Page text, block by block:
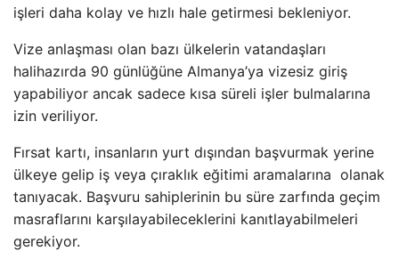
işleri daha kolay ve hızlı hale getirmesi bekleniyor.
Vize anlaşması olan bazı ülkelerin vatandaşları
halihazırda 90 günlüğüne Almanya’ya vizesiz giriş
yapabiliyor ancak sadece kısa süreli işler bulmalarına
izin veriliyor.
Fırsat kartı, insanların yurt dışından başvurmak yerine
ülkeye gelip iş veya çıraklık eğitimi aramalarına olanak
tanıyacak. Başvuru sahiplerinin bu süre zarfında geçim
masraflarını karşılayabileceklerini kanıtlayabilmeleri
gerekiyor.